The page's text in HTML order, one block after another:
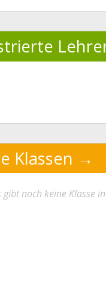
Klassen
gibt noch keine Klasse